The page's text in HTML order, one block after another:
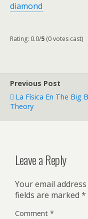
diamond
Rating: 0.0/5 (0 votes cast)
Previous Post
La Física En The Big
Theory
Leave a Reply
Your email
fields are marked *
Comment *